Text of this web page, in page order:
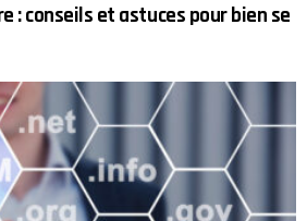
: conseils et astuces pour bien se